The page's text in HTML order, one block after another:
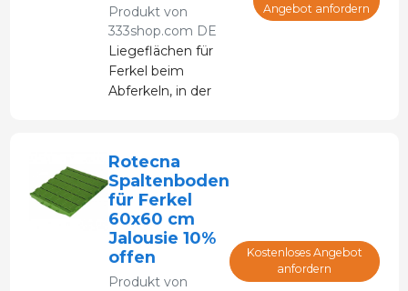
Produkt von
333shop.com DE
Liegeflächen für
Ferkel beim
Abferkeln, in der
Angebot anfordern
Rotecna
Spaltenboden
für Ferkel
60x60 cm
Jalousie 10%
offen
Produkt von
Kostenloses Angebot
anfordern